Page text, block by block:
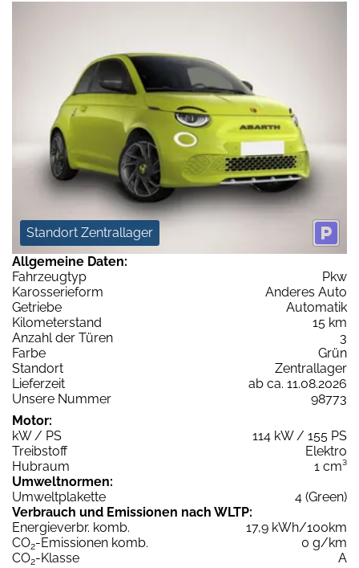
Standort Zentrallager
Allgemeine Daten:
Fahrzeugtyp
Pkw
Karosserieform
Anderes Auto
Getriebe
Automatik
Kilometerstand
15 km
Anzahl der Türen
3
Farbe
Grün
Standort
Zentrallager
Lieferzeit
ab ca. 11.08.2026
Unsere Nummer
98773
Motor:
kW / PS
114 kW / 155 PS
Treibstoff
Elektro
Hubraum
1 cm³
Umweltnormen:
Umweltplakette
4 (Green)
Verbrauch und Emissionen nach WLTP:
Energieverbr. komb.
17,9 kWh/100km
CO2-Emissionen komb.
0 g/km
CO2-Klasse
A